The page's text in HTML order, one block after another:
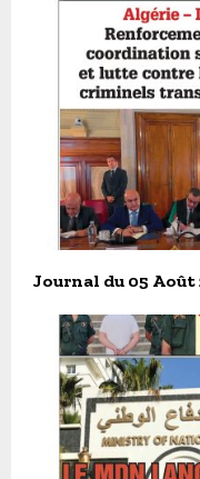
Journal du 05 Août